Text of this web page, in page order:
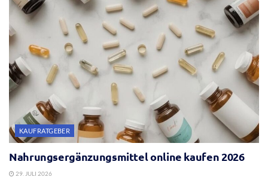
KAUFRATGEBER
Nahrungsergänzungsmittel online kaufen 2026
29. JULI 2026